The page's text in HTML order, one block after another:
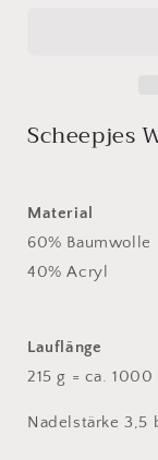
Scheepjes
Material
60% Baumwolle
40% Acryl
Lauflänge
215 g = ca. 1000
Nadelstärke 3,5